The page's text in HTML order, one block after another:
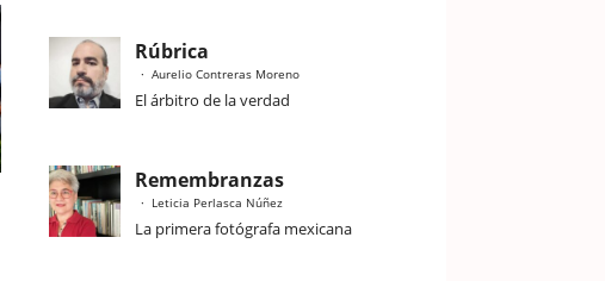
Rúbrica
Aurelio Contreras Moreno
El árbitro de la verdad
Remembranzas
Leticia Perlasca Núñez
La primera fotógrafa mexicana